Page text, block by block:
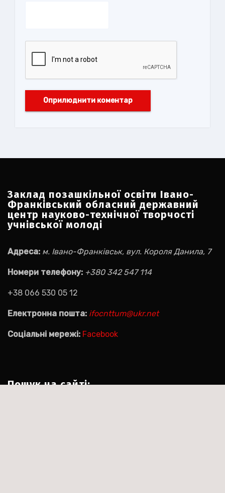
Заклад позашкільної освіти Івано-
Франківський обласний державний
центр науково-технічної творчості
учнівської молоді
Адреса: м. Івано-Франківськ, вул. Короля Данила, 7
Номери телефону: +380 342 547 114
+38 066 530 05 12
Електронна пошта: ifocnttum@ukr.net
Соціальні мережі: Facebook
Пошук на сайті: